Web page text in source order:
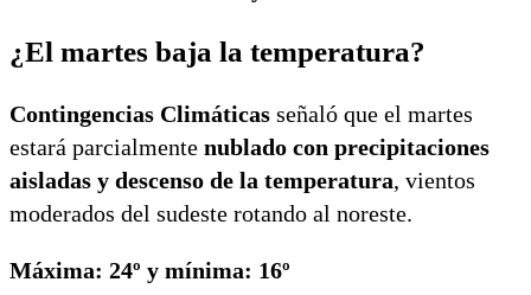
¿El martes baja la temperatura?
Contingencias Climáticas señaló que el martes
estará parcialmente nublado con precipitaciones
aisladas y descenso de la temperatura, vientos
moderados del sudeste rotando al noreste.
Máxima: 24º y mínima: 16º